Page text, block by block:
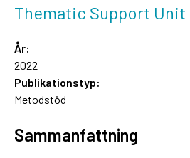
Thematic Support Unit
År:
2022
Publikationstyp:
Metodstöd
Sammanfattning